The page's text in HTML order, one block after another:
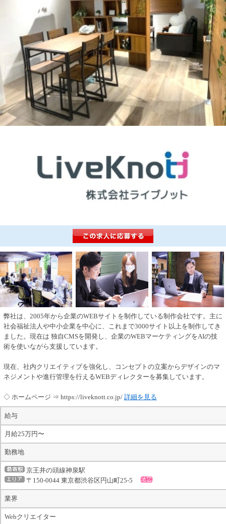
弊社は、2005年から企業のWEBサイトを制作している制作会社です。主に
社会福祉法人や中小企業を中心に、これまで3000サイト以上を制作してき
ました。現在は 独自CMSを開発し、企業のWEBマーケティングをAIの技
術を使いながら支援しています。
現在、社内クリエイティブを強化し、コンセプトの立案からデザインのマ
ネジメントや進行管理を行えるWEBディレクターを募集しています。
◇ ホームページ ⇒ https://liveknott.co.jp/ 詳細を見る
給与
月給25万円〜
勤務地
京王井の頭線神泉駅
〒150-0044 東京都渋谷区円山町25-5
業界
Webクリエイター